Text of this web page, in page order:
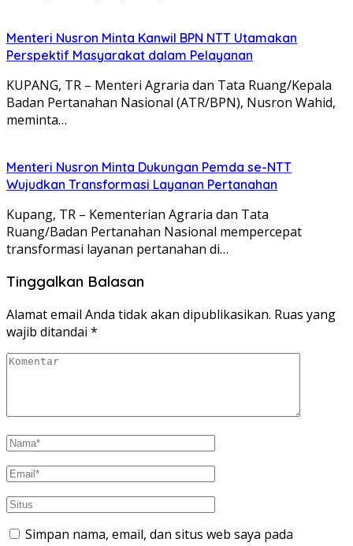
Menteri Nusron Minta Kanwil BPN NTT Utamakan
Perspektif Masyarakat dalam Pelayanan
KUPANG, TR – Menteri Agraria dan Tata Ruang/Kepala
Badan Pertanahan Nasional (ATR/BPN), Nusron Wahid,
meminta…
Menteri Nusron Minta Dukungan Pemda se-NTT
Wujudkan Transformasi Layanan Pertanahan
Kupang, TR – Kementerian Agraria dan Tata
Ruang/Badan Pertanahan Nasional mempercepat
transformasi layanan pertanahan di…
Tinggalkan Balasan
Alamat email Anda tidak akan dipublikasikan. Ruas yang
wajib ditandai *
Simpan nama, email, dan situs web saya pada